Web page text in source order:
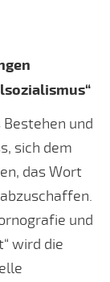
und
sich dem
das Wort
und
wird die